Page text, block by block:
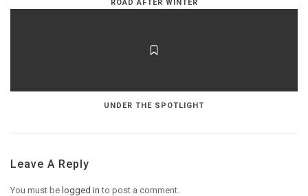
ROAD AFTER WINTER
UNDER THE SPOTLIGHT
Leave A Reply
You must be logged in to post a comment.